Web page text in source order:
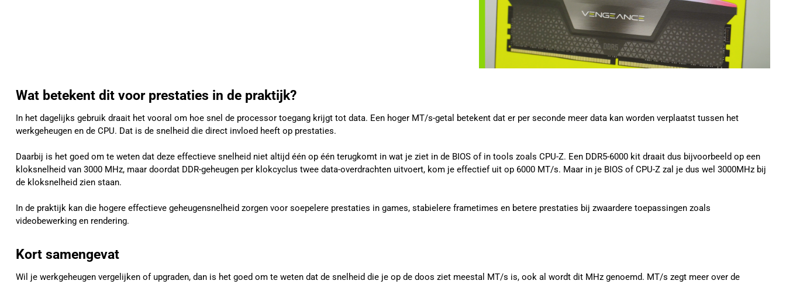
Wat betekent dit voor prestaties in de praktijk?
In het dagelijks gebruik draait het vooral om hoe snel de processor toegang krijgt tot data. Een hoger MT/s-getal betekent dat er per seconde meer data kan worden verplaatst tussen het
werkgeheugen en de CPU. Dat is de snelheid die direct invloed heeft op prestaties.
Daarbij is het goed om te weten dat deze effectieve snelheid niet altijd één op één terugkomt in wat je ziet in de BIOS of in tools zoals CPU-Z. Een DDR5-6000 kit draait dus bijvoorbeeld op een
kloksnelheid van 3000 MHz, maar doordat DDR-geheugen per klokcyclus twee data-overdrachten uitvoert, kom je effectief uit op 6000 MT/s. Maar in je BIOS of CPU-Z zal je dus wel 3000MHz bij
de kloksnelheid zien staan.
In de praktijk kan die hogere effectieve geheugensnelheid zorgen voor soepelere prestaties in games, stabielere frametimes en betere prestaties bij zwaardere toepassingen zoals
videobewerking en rendering.
Kort samengevat
Wil je werkgeheugen vergelijken of upgraden, dan is het goed om te weten dat de snelheid die je op de doos ziet meestal MT/s is, ook al wordt dit MHz genoemd. MT/s zegt meer over de